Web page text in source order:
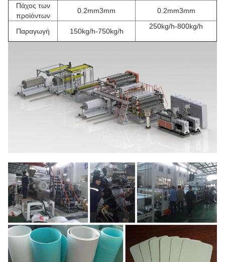
Πάχος των
προϊόντων
0.2mm3mm 0.2mm3mm
Παραγωγή 150kg/h-750kg/h
250kg/h-800kg/h